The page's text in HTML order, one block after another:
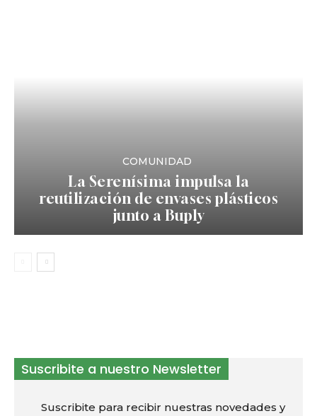
COMUNIDAD
La Serenísima impulsa la
reutilización de envases plásticos
junto a Buply
Suscribite a nuestro Newsletter
Suscribite para recibir nuestras novedades y